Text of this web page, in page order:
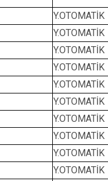
Y.OTOMATİK
Y.OTOMATİK
Y.OTOMATİK
Y.OTOMATİK
Y.OTOMATİK
Y.OTOMATİK
Y.OTOMATİK
Y.OTOMATİK
Y.OTOMATİK
Y.OTOMATİK